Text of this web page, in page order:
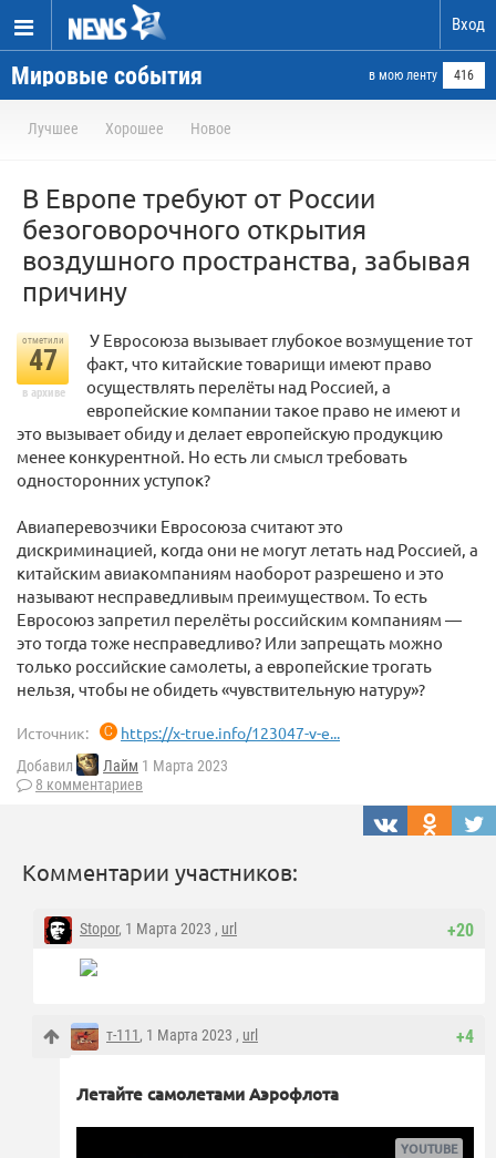
Вход
Мировые события в мою ленту 416
Лучшее Хорошее Новое
В Европе требуют от России
безоговорочного открытия
воздушного пространства, забывая
причину
отметили
47
в архиве
У Евросоюза вызывает глубокое возмущение тот
факт, что китайские товарищи имеют право
осуществлять перелёты над Россией, а
европейские компании такое право не имеют и
это вызывает обиду и делает европейскую продукцию
менее конкурентной. Но есть ли смысл требовать
односторонних уступок?
Авиаперевозчики Евросоюза считают это
дискриминацией, когда они не могут летать над Россией, а
китайским авиакомпаниям наоборот разрешено и это
называют несправедливым преимуществом. То есть
Евросоюз запретил перелёты российским компаниям —
это тогда тоже несправедливо? Или запрещать можно
только российские самолеты, а европейские трогать
нельзя, чтобы не обидеть «чувствительную натуру»?
Источник: https://x-true.info/123047-v-e...
Добавил Лайм 1 Марта 2023
8 комментариев
Комментарии участников:
+20
Stopor, 1 Марта 2023 , url
+4
т-111, 1 Марта 2023 , url
Летайте самолетами Аэрофлота